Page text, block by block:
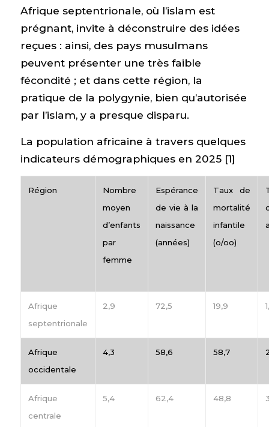
Afrique septentrionale, où l’islam est
prégnant, invite à déconstruire des idées
reçues : ainsi, des pays musulmans
peuvent présenter une très faible
fécondité ; et dans cette région, la
pratique de la polygynie, bien qu’autorisée
par l’islam, y a presque disparu.
La population africaine à travers quelques
indicateurs démographiques en 2025 [1]
Région
Nombre
moyen
d’enfants
par
femme
Espérance
de vie à la
naissance
(années)
Taux de
mortalité
infantile
(o/oo)
Afrique
septentrionale
2,9 72,5 19,9
Afrique
occidentale
4,3 58,6 58,7
Afrique
centrale
5,4 62,4 48,8